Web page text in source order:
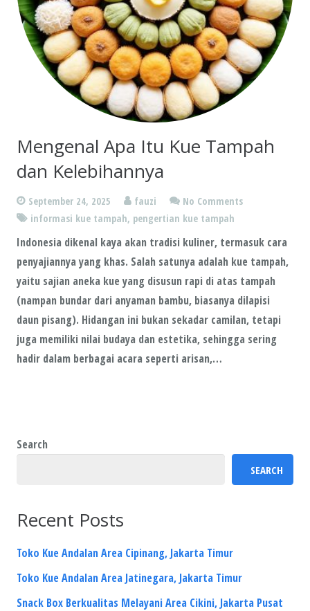
Mengenal Apa Itu Kue Tampah
dan Kelebihannya
September 24, 2025 fauzi
No Comments
informasi kue tampah, pengertian kue tampah
Indonesia dikenal kaya akan tradisi kuliner, termasuk cara
penyajiannya yang khas. Salah satunya adalah kue tampah,
yaitu sajian aneka kue yang disusun rapi di atas tampah
(nampan bundar dari anyaman bambu, biasanya dilapisi
daun pisang). Hidangan ini bukan sekadar camilan, tetapi
juga memiliki nilai budaya dan estetika, sehingga sering
hadir dalam berbagai acara seperti arisan,…
Search
SEARCH
Recent Posts
Toko Kue Andalan Area Cipinang, Jakarta Timur
Toko Kue Andalan Area Jatinegara, Jakarta Timur
Snack Box Berkualitas Melayani Area Cikini, Jakarta Pusat